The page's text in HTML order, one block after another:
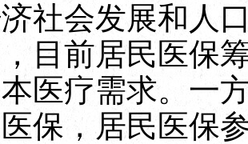
社会发展和人
目前居民医保
医疗需求。一
保，居民医保